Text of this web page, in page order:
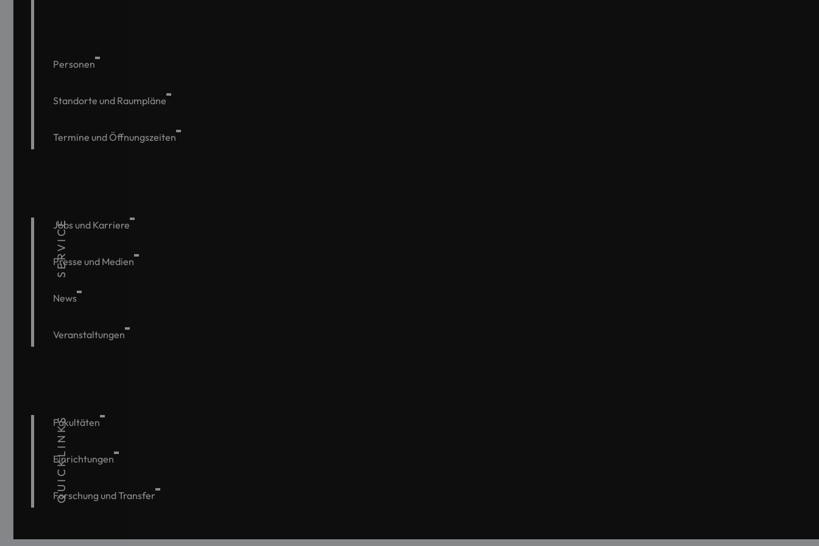
Personen
Standorte und Raumpläne
Termine und Öffnungszeiten
SERVICE
Jobs und Karriere
Presse und Medien
News
Veranstaltungen
QUICKLINKS
Fakultäten
Einrichtungen
Forschung und Transfer